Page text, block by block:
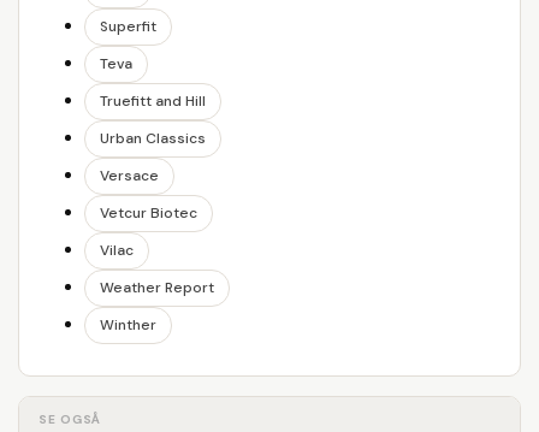
Superfit
Teva
Truefitt and Hill
Urban Classics
Versace
Vetcur Biotec
Vilac
Weather Report
Winther
SE OGSÅ